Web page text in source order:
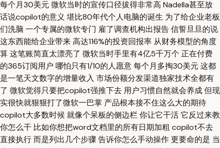
每个月30美元 微软当时的宣传口径拔得非常高 Nadella甚至放
话说copilot的意义 堪比80年代个人电脑的诞生 为了给企业老板
们洗脑 一个专属的微软专门 雇了调查机构出报告 信誓旦旦的说
这东西能给企业带来 高达116%的投资回报率 从财务模型的角度
算 这笔账简直太漂亮了 微软当时手里有4亿5千万个 正在付费
的365订阅用户 哪怕只有1/10的人愿意 每个月多掏30美元 这都
是一笔天文数字的增量收入 市场份额分发渠道独家技术全都有
了 微软觉得只要把copilot强推下去 用户习惯自然就会养成 但现
实很快就狠狠打了微软一巴掌 产品根本接不住这么大的期待
copilot大多数时候 就像个呆板的侧边栏 你让它干活 它反过来教
你怎么干 比如你想把word文档里的所有日期加粗 copilot不去
直接执行 而是列出几个步骤 告诉你怎么手动操作 更要命的是 当